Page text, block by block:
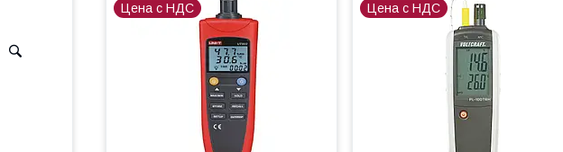
Цена с НДС Цена с НДС